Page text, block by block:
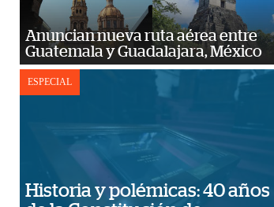
Anuncian nueva ruta aérea entre
Guatemala y Guadalajara, México
ESPECIAL
Historia y polémicas: 40 años